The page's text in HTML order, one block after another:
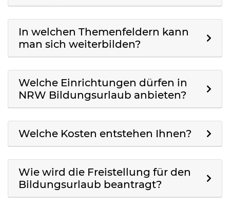
In welchen Themenfeldern kann
man sich weiterbilden?
Welche Einrichtungen dürfen in
NRW Bildungsurlaub anbieten?
Welche Kosten entstehen Ihnen?
Wie wird die Freistellung für den
Bildungsurlaub beantragt?